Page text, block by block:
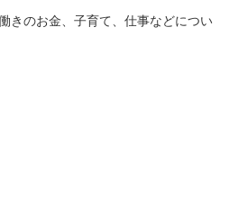
きのお金、子育て、仕事などについ